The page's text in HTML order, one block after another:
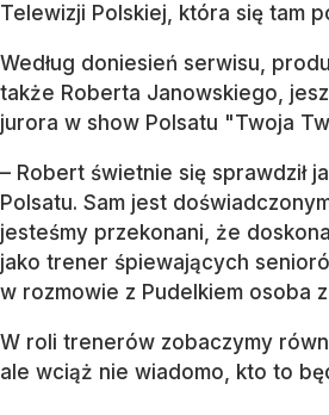
Telewizji Polskiej, która się tam
Według doniesień serwisu,
także Roberta Janowskiego,
jurora w show Polsatu "Twoja
– Robert świetnie się sprawdził
Polsatu. Sam jest
jesteśmy przekonani, że
jako trener śpiewających
w rozmowie z Pudelkiem osoba
W roli trenerów zobaczymy
ale wciąż nie wiadomo, kto to